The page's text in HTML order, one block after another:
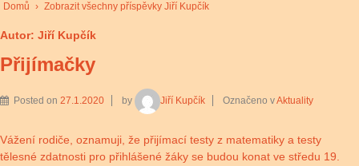
Domů › Zobrazit všechny příspěvky Jiří Kupčík
Autor: Jiří Kupčík
Přijímačky
Posted on 27.1.2020 by Jiří Kupčík Označeno vAktuality
Vážení rodiče, oznamuji, že přijímací testy z matematiky a testy
tělesné zdatnosti pro přihlášené žáky se budou konat ve středu 19.